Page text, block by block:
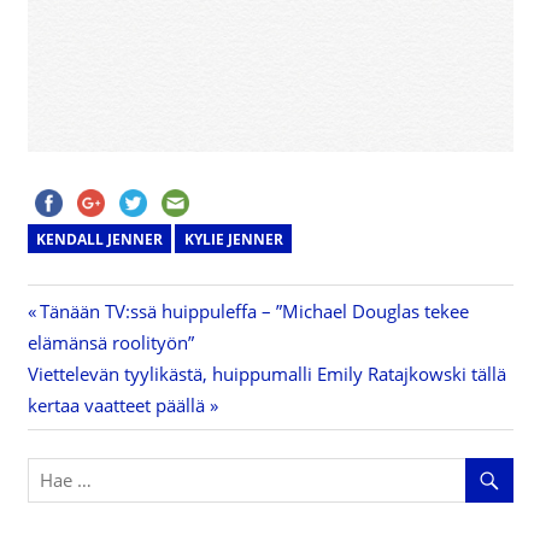
KENDALL JENNER KYLIE JENNER
Artikkelien
selaus
Previous
Post:
Tänään TV:ssä huippuleffa – ”Michael Douglas tekee
elämänsä roolityön”
Next
Post:
Viettelevän tyylikästä, huippumalli Emily Ratajkowski tällä
kertaa vaatteet päällä